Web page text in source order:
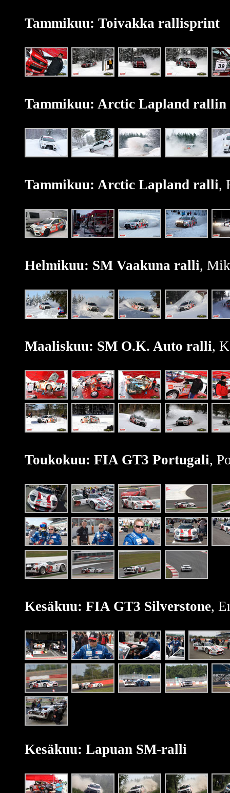
Tammikuu: Toivakka rallisprint
Tammikuu: Arctic Lapland rallin
Tammikuu: Arctic Lapland ralli,
Helmikuu: SM Vaakuna ralli,
Maaliskuu: SM O.K. Auto ralli,
Toukokuu: FIA GT3 Portugali,
Kesäkuu: FIA GT3 Silverstone,
Kesäkuu: Lapuan SM-ralli